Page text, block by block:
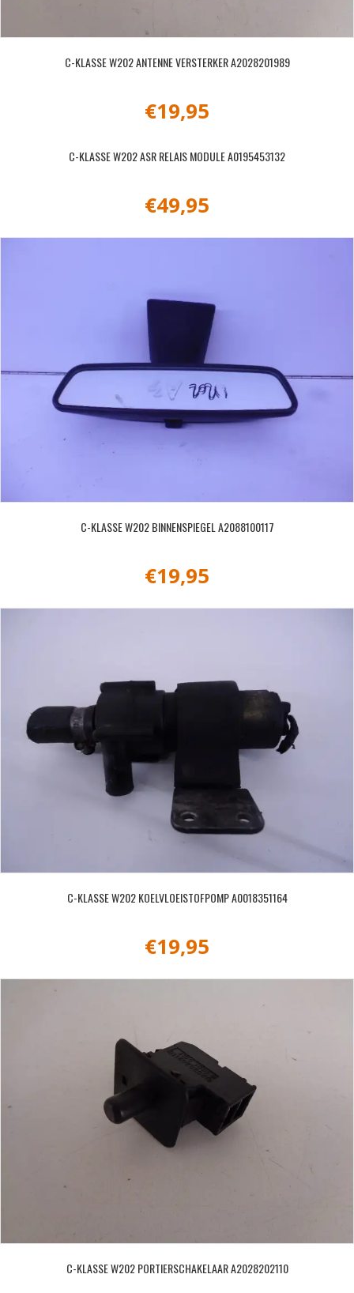
C-KLASSE W202 ANTENNE VERSTERKER A2028201989
€19,95
C-KLASSE W202 ASR RELAIS MODULE A0195453132
€49,95
C-KLASSE W202 BINNENSPIEGEL A2088100117
€19,95
C-KLASSE W202 KOELVLOEISTOFPOMP A0018351164
€19,95
C-KLASSE W202 PORTIERSCHAKELAAR A2028202110